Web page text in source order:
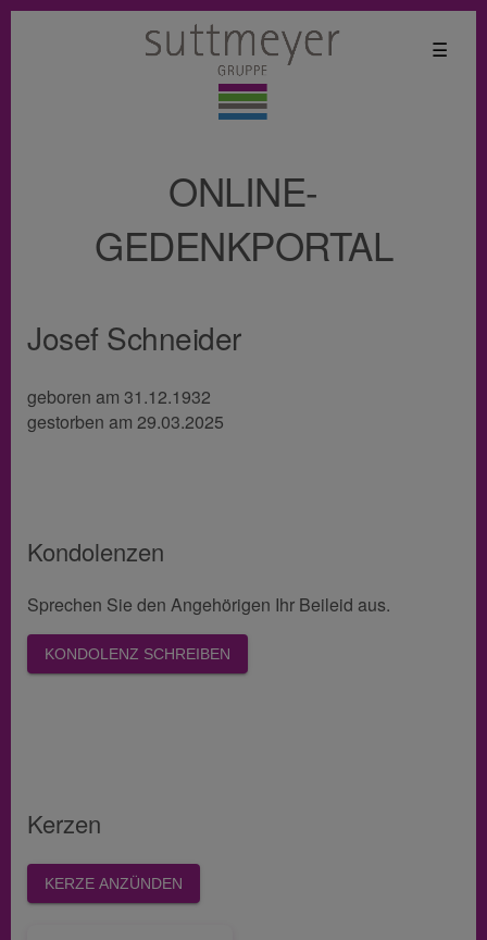
☰
ONLINE-
GEDENKPORTAL
Josef Schneider
geboren am 31.12.1932
gestorben am 29.03.2025
Kondolenzen
Sprechen Sie den Angehörigen Ihr Beileid aus.
KONDOLENZ SCHREIBEN
Kerzen
KERZE ANZÜNDEN